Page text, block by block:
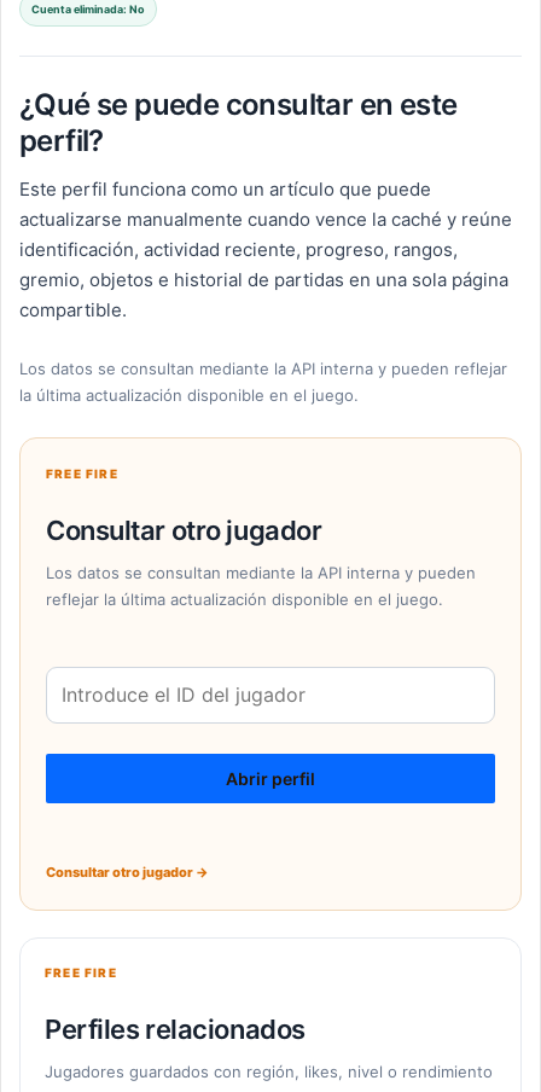
Cuenta eliminada: No
¿Qué se puede consultar en este
perfil?
Este perfil funciona como un artículo que puede
actualizarse manualmente cuando vence la caché y reúne
identificación, actividad reciente, progreso, rangos,
gremio, objetos e historial de partidas en una sola página
compartible.
Los datos se consultan mediante la API interna y pueden reflejar
la última actualización disponible en el juego.
FREE FIRE
Consultar otro jugador
Los datos se consultan mediante la API interna y pueden
reflejar la última actualización disponible en el juego.
del
Abrir perfil
Consultar otro jugador →
FREE FIRE
Perfiles relacionados
Jugadores guardados con región, likes, nivel o rendimiento